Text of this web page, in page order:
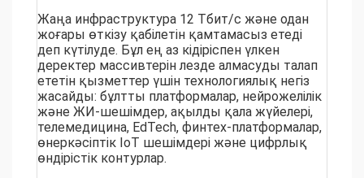
Жаңа инфраструктура 12 Тбит/с және одан
жоғары өткізу қабілетін қамтамасыз етеді
деп күтілуде. Бұл ең аз кідіріспен үлкен
деректер массивтерін лезде алмасуды талап
ететін қызметтер үшін технологиялық негіз
жасайды: бұлтты платформалар, нейрожелілік
және ЖИ-шешімдер, ақылды қала жүйелері,
телемедицина, EdTech, финтех-платформалар,
өнеркәсіптік IoT шешімдері және цифрлық
өндірістік контурлар.